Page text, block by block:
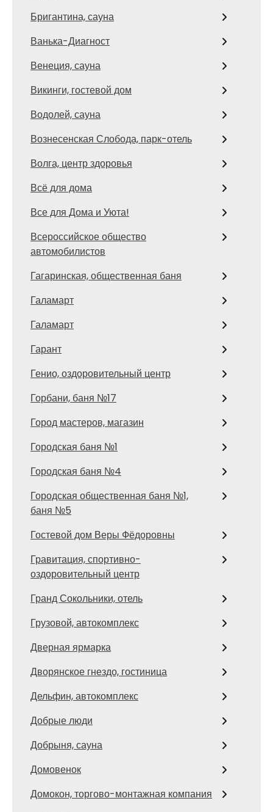
Бригантина, сауна
Ванька-Диагност
Венеция, сауна
Викинги, гостевой дом
Водолей, сауна
Вознесенская Слобода, парк-отель
Волга, центр здоровья
Всё для дома
Все для Дома и Уюта!
Всероссийское общество
автомобилистов
Гагаринская, общественная баня
Галамарт
Галамарт
Гарант
Генио, оздоровительный центр
Горбани, баня №17
Город мастеров, магазин
Городская баня №1
Городская баня №4
Городская общественная баня №1,
баня №5
Гостевой дом Веры Фёдоровны
Гравитация, спортивно-
оздоровительный центр
Гранд Сокольники, отель
Грузовой, автокомплекс
Дверная ярмарка
Дворянское гнездо, гостиница
Дельфин, автокомплекс
Добрые люди
Добрыня, сауна
Домовенок
Домокон, торгово-монтажная компания